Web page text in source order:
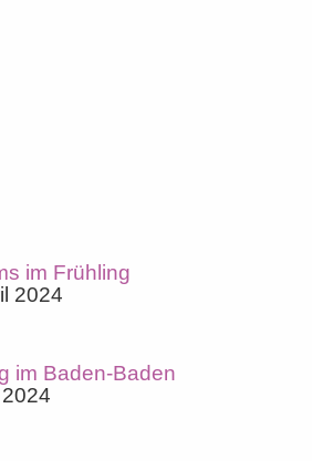
im Frühling
2024
im Baden-Baden